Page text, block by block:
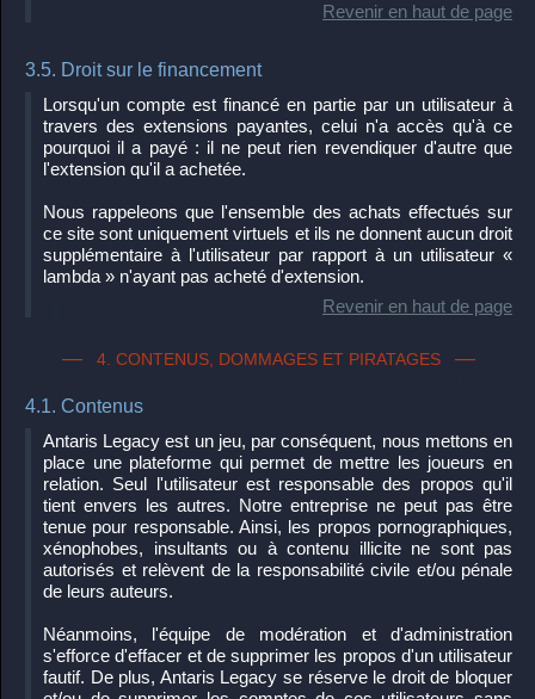
Revenir en haut de page
3.5. Droit sur le financement
Lorsqu'un compte est financé en partie par un utilisateur à
travers des extensions payantes, celui n'a accès qu'à ce
pourquoi il a payé : il ne peut rien revendiquer d'autre que
l'extension qu'il a achetée.
Nous rappeleons que l'ensemble des achats effectués sur
ce site sont uniquement virtuels et ils ne donnent aucun droit
supplémentaire à l'utilisateur par rapport à un utilisateur «
lambda » n'ayant pas acheté d'extension.
Revenir en haut de page
4. CONTENUS, DOMMAGES ET PIRATAGES
4.1. Contenus
Antaris Legacy est un jeu, par conséquent, nous mettons en
place une plateforme qui permet de mettre les joueurs en
relation. Seul l'utilisateur est responsable des propos qu'il
tient envers les autres. Notre entreprise ne peut pas être
tenue pour responsable. Ainsi, les propos pornographiques,
xénophobes, insultants ou à contenu illicite ne sont pas
autorisés et relèvent de la responsabilité civile et/ou pénale
de leurs auteurs.
Néanmoins, l'équipe de modération et d'administration
s'efforce d'effacer et de supprimer les propos d'un utilisateur
fautif. De plus, Antaris Legacy se réserve le droit de bloquer